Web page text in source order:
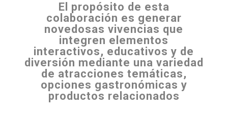
El propósito de esta
colaboración es generar
novedosas vivencias que
integren elementos
interactivos, educativos y de
diversión mediante una variedad
de atracciones temáticas,
opciones gastronómicas y
productos relacionados